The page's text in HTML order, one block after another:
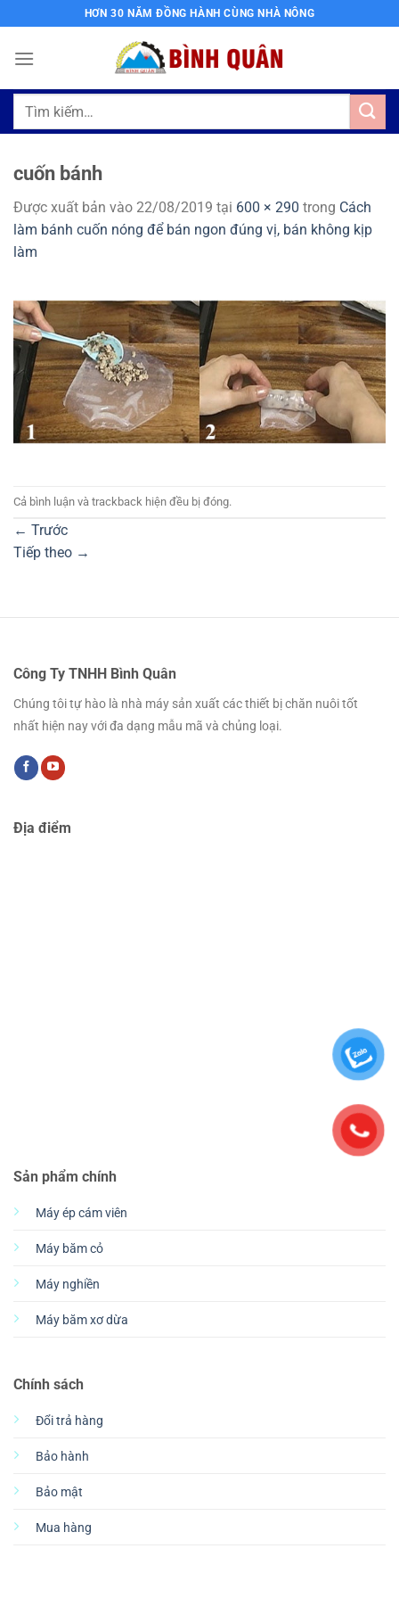
qua
nội
HƠN 30 NĂM ĐỒNG HÀNH CÙNG NHÀ NÔNG
Tìm
cuốn bánh
Được xuất bản vào 22/08/2019 tại 600 × 290 trong Cách
làm bánh cuốn nóng để bán ngon đúng vị, bán không kịp
làm
Cả bình luận và trackback hiện đều bị đóng.
← Trước
Tiếp theo →
Công Ty TNHH Bình Quân
Chúng tôi tự hào là nhà máy sản xuất các thiết bị chăn nuôi tốt
nhất hiện nay với đa dạng mẫu mã và chủng loại.
Sản phẩm chính
Máy ép cám viên
Máy băm cỏ
Máy nghiền
Máy băm xơ dừa
Chính sách
Đổi trả hàng
Bảo hành
Bảo mật
Mua hàng
Địa điểm